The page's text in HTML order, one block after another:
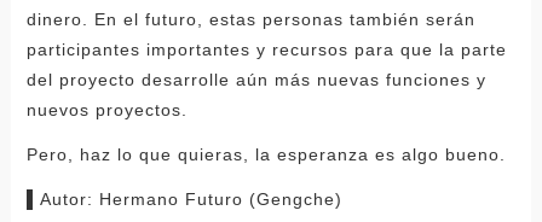
dinero. En el futuro, estas personas también serán
participantes importantes y recursos para que la parte
del proyecto desarrolle aún más nuevas funciones y
nuevos proyectos.
Pero, haz lo que quieras, la esperanza es algo bueno.
▌Autor: Hermano Futuro (Gengche)